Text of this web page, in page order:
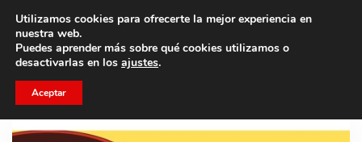
Trae a un amigo y llevaos un total de 75€ de descuento.
Utilizamos cookies para ofrecerte la mejor experiencia en
nuestra web.
Puedes aprender más sobre qué cookies utilizamos o
desactivarlas en los ajustes.
Aceptar